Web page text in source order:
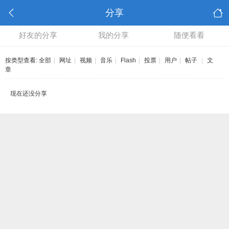
分享
好友的分享 我的分享 随便看看
按类型查看: 全部 网址 视频 音乐 Flash 投票 用户 帖子
文
章
现在还没分享